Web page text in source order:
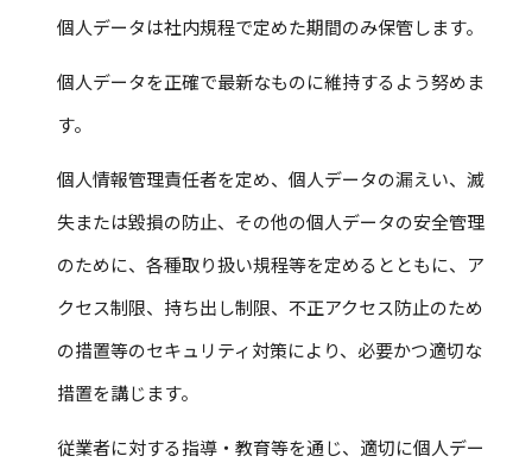
個人データは社内規程で定めた期間のみ保管します。
個人データを正確で最新なものに維持するよう努めま
す。
個人情報管理責任者を定め、個人データの漏えい、滅
失または毀損の防止、その他の個人データの安全管理
のために、各種取り扱い規程等を定めるとともに、ア
クセス制限、持ち出し制限、不正アクセス防止のため
の措置等のセキュリティ対策により、必要かつ適切な
措置を講じます。
従業者に対する指導・教育等を通じ、適切に個人デー